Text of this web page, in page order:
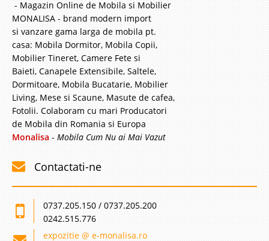
- Magazin Online de Mobila si Mobilier
MONALISA - brand modern import
si vanzare gama larga de mobila pt.
casa: Mobila Dormitor, Mobila Copii,
Mobilier Tineret, Camere Fete si
Baieti, Canapele Extensibile, Saltele,
Dormitoare, Mobila Bucatarie, Mobilier
Living, Mese si Scaune, Masute de cafea,
Fotolii. Colaboram cu mari Producatori
de Mobila din Romania si Europa
Monalisa - Mobila Cum Nu ai Mai Vazut
Contactati-ne
0737.205.150 / 0737.205.200
0242.515.776
expozitie @ e-monalisa.ro